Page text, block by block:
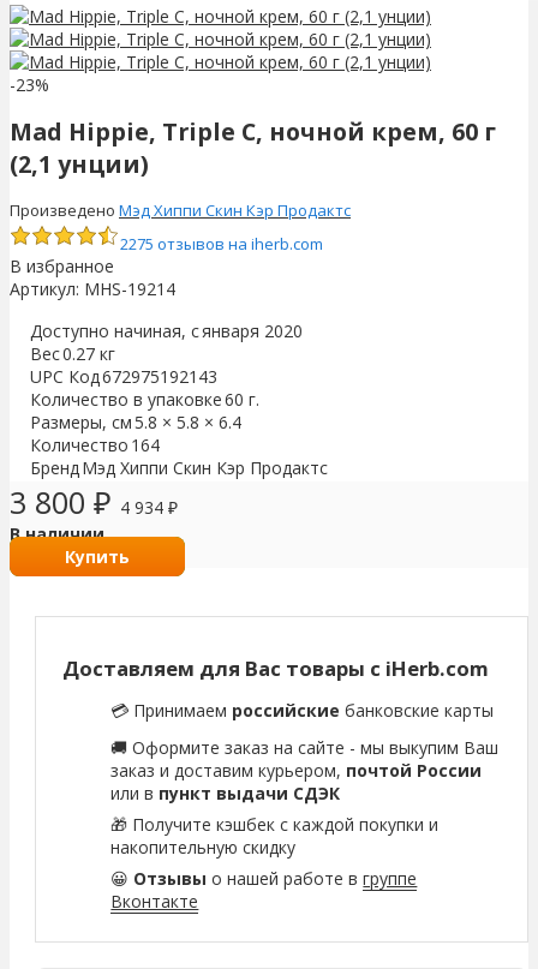
-23%
Mad Hippie, Triple C, ночной крем, 60 г
(2,1 унции)
Произведено Мэд Хиппи Скин Кэр Продактс
2275 отзывов на iherb.com
В избранное
Артикул: MHS-19214
Доступно начиная, сянваря 2020
Вес0.27 кг
UPC Код672975192143
Количество в упаковке60 г.
Размеры, см5.8 × 5.8 × 6.4
Количество 164
БрендМэд Хиппи Скин Кэр Продактс
3 800 ₽ 4 934 ₽
В наличии
Купить
Доставляем для Вас товары с iHerb.com
💳 Принимаем российские банковские карты
🚚 Оформите заказ на сайте - мы выкупим Ваш
заказ и доставим курьером, почтой России
или в пункт выдачи СДЭК
🎁 Получите кэшбек с каждой покупки и
накопительную скидку
😀 Отзывы о нашей работе вгруппе
Вконтакте